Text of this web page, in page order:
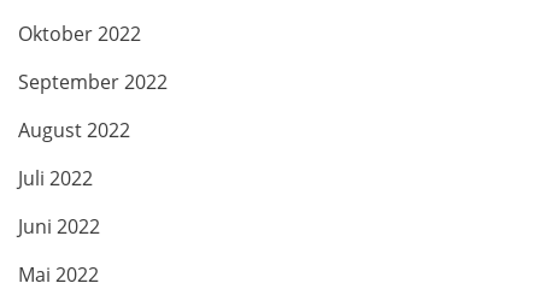
Oktober 2022
September 2022
August 2022
Juli 2022
Juni 2022
Mai 2022